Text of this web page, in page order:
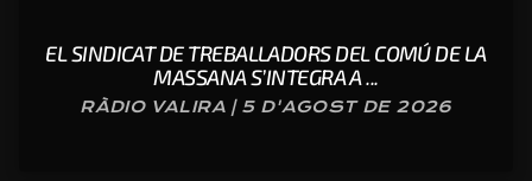
EL SINDICAT DE TREBALLADORS DEL COMÚ DE LA
MASSANA S’INTEGRA A ...
RÀDIO VALIRA | 5 D'AGOST DE 2026